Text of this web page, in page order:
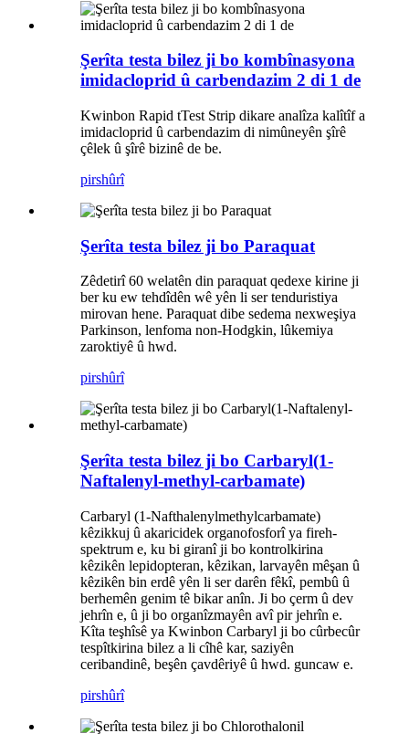
Şerîta testa bilez ji bo kombînasyona
imidacloprid û carbendazim 2 di 1 de
Kwinbon Rapid tTest Strip dikare analîza kalîtîf a
imidacloprid û carbendazim di nimûneyên şîrê
çêlek û şîrê bizinê de be.
pirshûrî
Şerîta testa bilez ji bo Paraquat
Zêdetirî 60 welatên din paraquat qedexe kirine ji
ber ku ew tehdîdên wê yên li ser tenduristiya
mirovan hene. Paraquat dibe sedema nexweşiya
Parkinson, lenfoma non-Hodgkin, lûkemiya
zaroktiyê û hwd.
pirshûrî
Şerîta testa bilez ji bo Carbaryl(1-
Naftalenyl-methyl-carbamate)
Carbaryl (1-Nafthalenylmethylcarbamate)
kêzikkuj û akaricidek organofosforî ya fireh-
spektrum e, ku bi giranî ji bo kontrolkirina
kêzikên lepidopteran, kêzikan, larvayên mêşan û
kêzikên bin erdê yên li ser darên fêkî, pembû û
berhemên genim tê bikar anîn. Ji bo çerm û dev
jehrîn e, û ji bo organîzmayên avî pir jehrîn e.
Kîta teşhîsê ya Kwinbon Carbaryl ji bo cûrbecûr
tespîtkirina bilez a li cîhê kar, saziyên
ceribandinê, beşên çavdêriyê û hwd. guncaw e.
pirshûrî